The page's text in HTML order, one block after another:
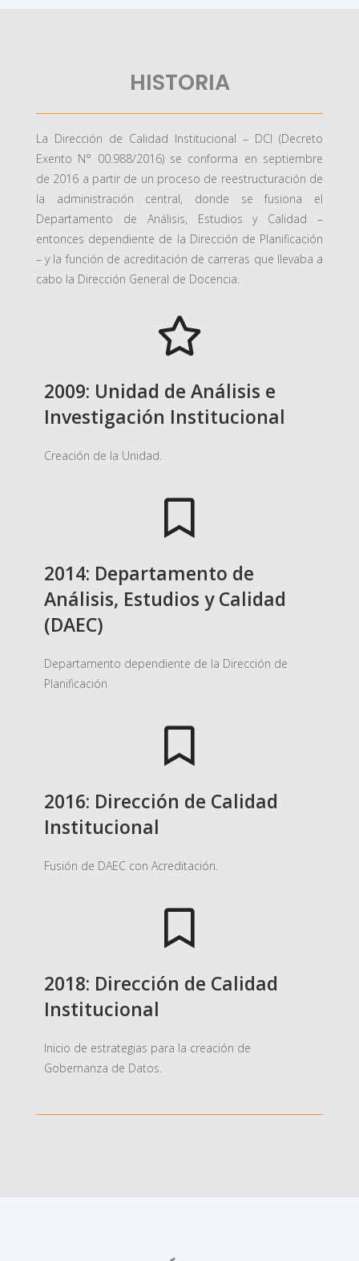
HISTORIA
La Dirección de Calidad Institucional – DCI (Decreto
Exento N° 00.988/2016) se conforma en septiembre
de 2016 a partir de un proceso de reestructuración de
la administración central, donde se fusiona el
Departamento de Análisis, Estudios y Calidad –
entonces dependiente de la Dirección de Planificación
– y la función de acreditación de carreras que llevaba a
cabo la Dirección General de Docencia.
2009: Unidad de Análisis e
Investigación Institucional
Creación de la Unidad.
2014: Departamento de
Análisis, Estudios y Calidad
(DAEC)
Departamento dependiente de la Dirección de
Planificación
2016: Dirección de Calidad
Institucional
Fusión de DAEC con Acreditación.
2018: Dirección de Calidad
Institucional
Inicio de estrategias para la creación de
Gobernanza de Datos.